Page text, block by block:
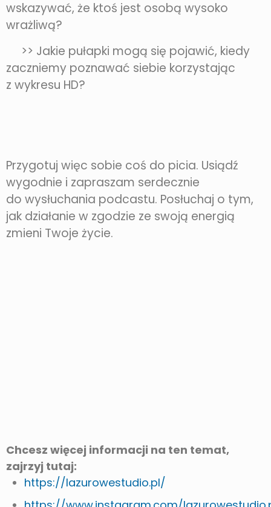
wskazywać, że ktoś jest osobą wysoko
wrażliwą?
>> Jakie pułapki mogą się pojawić, kiedy
zaczniemy poznawać siebie korzystając
z wykresu HD?
Przygotuj więc sobie coś do picia. Usiądź
wygodnie i zapraszam serdecznie
do wysłuchania podcastu. Posłuchaj o tym,
jak działanie w zgodzie ze swoją energią
zmieni Twoje życie.
Chcesz więcej informacji na ten temat,
zajrzyj tutaj:
https://lazurowestudio.pl/